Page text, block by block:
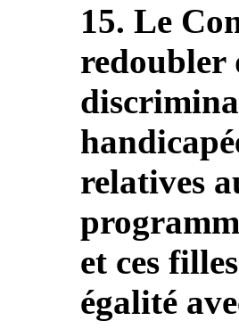
15. Le
redoubler
relatives
et ces
égalité